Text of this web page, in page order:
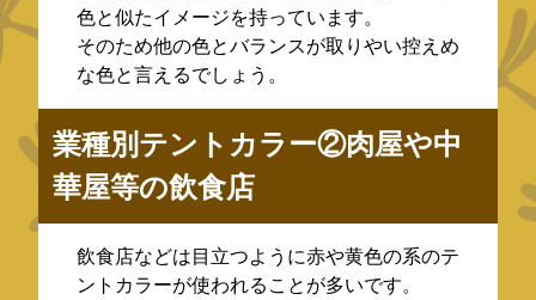
色と似たイメージを持っています。
そのため他の色とバランスが取りやい控えめ
な色と言えるでしょう。
業種別テントカラー②肉屋や中
華屋等の飲食店
飲食店などは目立つように赤や黄色の系のテ
ントカラーが使われることが多いです。